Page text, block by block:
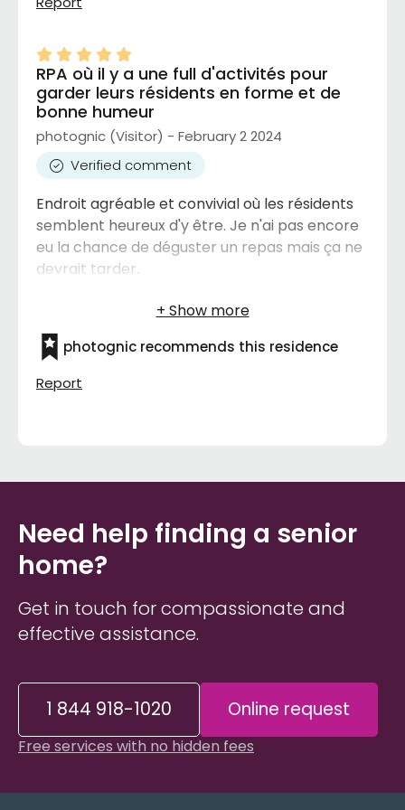
RPA où il y a une full d'activités pour
garder leurs résidents en forme et de
bonne humeur
photognic (Visitor) - February 2 2024
Verified comment
Endroit agréable et convivial où les résidents
semblent heureux d'y être. Je n'ai pas encore
eu la chance de déguster un repas mais ça ne
devrait tarder.
photognic recommends this residence
Report
Need help finding a senior
home?
Get in touch for compassionate and
effective assistance.
1 844 918-1020 Online request
Free services with no hidden fees